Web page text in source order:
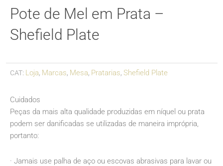
Pote de Mel em Prata –
Shefield Plate
CAT: Loja, Marcas, Mesa, Pratarias, Shefield Plate
Cuidados
Peças da mais alta qualidade produzidas em níquel ou prata
podem ser danificadas se utilizadas de maneira imprópria,
portanto:
· Jamais use palha de aço ou escovas abrasivas para lavar ou